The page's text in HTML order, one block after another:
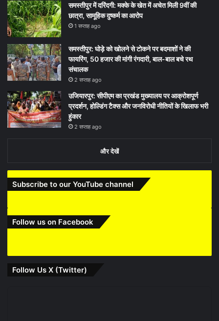
समस्तीपुर में दरिंदगी: मक्के के खेत में अचेत मिली 9वीं की
छात्रा, सामूहिक दुष्कर्म का आरोप
1 सप्ताह ago
समस्तीपुर: घोड़े को खोलने से टोकने पर बदमाशों ने की
फायरिंग, 50 हजार की मांगी रंगदारी, बाल-बाल बचे रथ
संचालक
2 सप्ताह ago
उजियारपुर: सीपीएम का प्रखंड मुख्यालय पर आक्रोशपूर्ण
प्रदर्शन, होल्डिंग टैक्स और जनविरोधी नीतियों के खिलाफ भरी
हुंकार
2 सप्ताह ago
और देखें
Subscribe to our YouTube channel
Follow us on Facebook
Follow Us X (Twitter)